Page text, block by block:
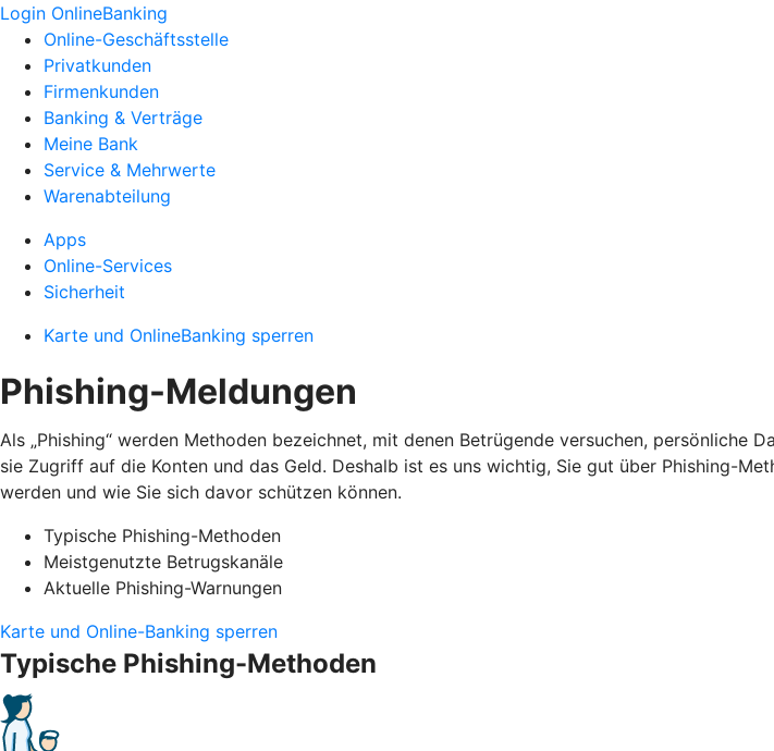
Login OnlineBanking
Online-Geschäftsstelle
Privatkunden
Firmenkunden
Banking & Verträge
Meine Bank
Service & Mehrwerte
Warenabteilung
Apps
Online-Services
Sicherheit
Karte und OnlineBanking sperren
Phishing-Meldungen
Als „Phishing“ werden Methoden bezeichnet, mit denen Betrügende versuchen, persönliche
sie Zugriff auf die Konten und das Geld. Deshalb ist es uns wichtig, Sie gut über Phishing-
werden und wie Sie sich davor schützen können.
Typische Phishing-Methoden
Meistgenutzte Betrugskanäle
Aktuelle Phishing-Warnungen
Karte und Online-Banking sperren
Typische Phishing-Methoden